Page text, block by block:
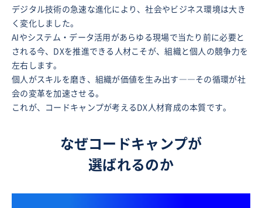
デジタル技術の急速な進化により、社会やビジネス環境は大き
く変化しました。
AIやシステム・データ活用があらゆる現場で当たり前に必要と
される今、DXを推進できる人材こそが、組織と個人の競争力を
左右します。
個人がスキルを磨き、組織が価値を生み出す――その循環が社
会の変革を加速させる。
これが、コードキャンプが考えるDX人材育成の本質です。
なぜコードキャンプが
選ばれるのか